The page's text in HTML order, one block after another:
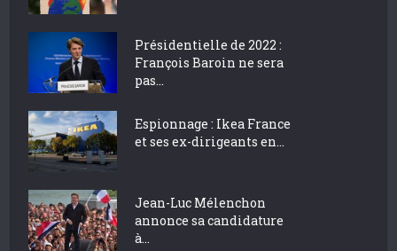
Présidentielle de 2022 :
François Baroin ne sera
pas...
Espionnage : Ikea France
et ses ex-dirigeants en...
Jean-Luc Mélenchon
annonce sa candidature
à...